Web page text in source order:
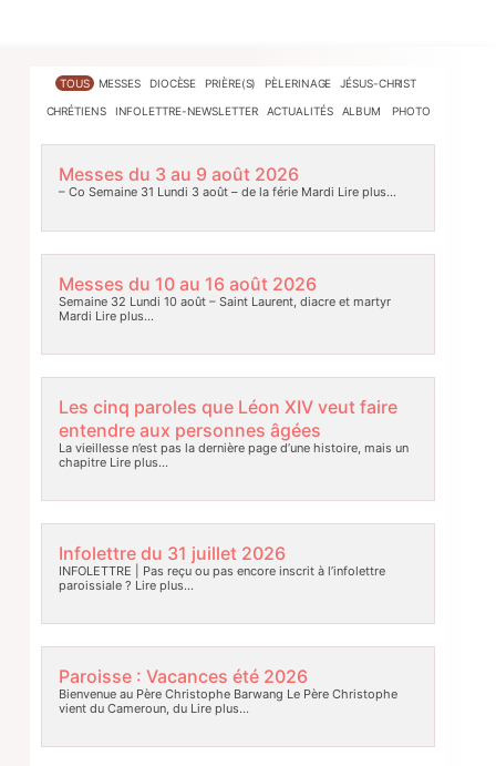
TOUS MESSES DIOCÈSE PRIÈRE(S) PÈLERINAGE JÉSUS-CHRIST
CHRÉTIENS INFOLETTRE-NEWSLETTER ACTUALITÉS ALBUM PHOTO
Messes du 3 au 9 août 2026
– Co Semaine 31 Lundi 3 août – de la férie Mardi Lire plus…
Messes du 10 au 16 août 2026
Semaine 32 Lundi 10 août – Saint Laurent, diacre et martyr
Mardi Lire plus…
Les cinq paroles que Léon XIV veut faire
entendre aux personnes âgées
La vieillesse n’est pas la dernière page d’une histoire, mais un
chapitreLire plus…
Infolettre du 31 juillet 2026
INFOLETTRE | Pas reçu ou pas encore inscrit à l’infolettre
paroissiale ? Lire plus…
Paroisse : Vacances été 2026
Bienvenue au Père Christophe Barwang Le Père Christophe
vient du Cameroun, duLire plus…